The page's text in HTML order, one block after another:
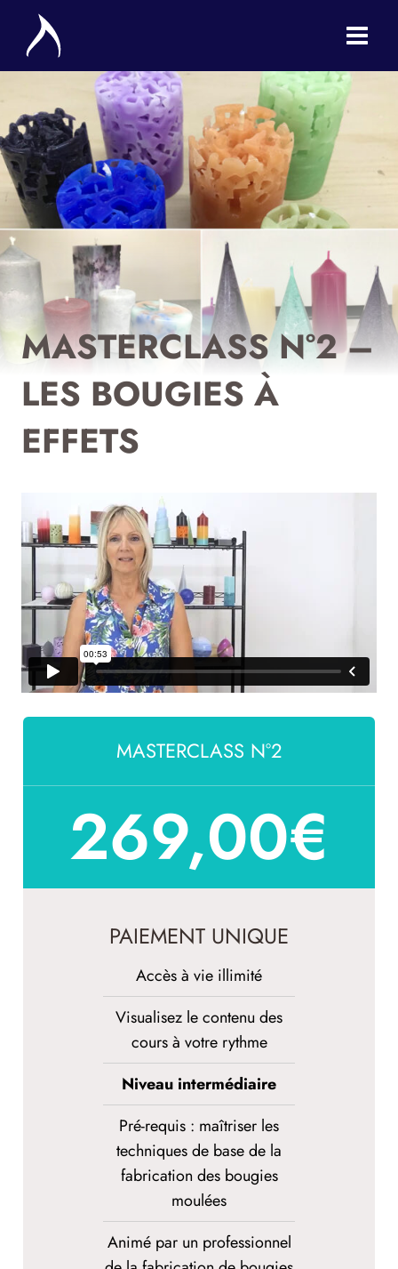
contenu
MASTERCLASS N°2 –
LES BOUGIES À
EFFETS
MASTERCLASS N°2
269,00€
PAIEMENT UNIQUE
Accès à vie illimité
Visualisez le contenu des
cours à votre rythme
Niveau intermédiaire
Pré-requis : maîtriser les
techniques de base de la
fabrication des bougies
moulées
Animé par un professionnel